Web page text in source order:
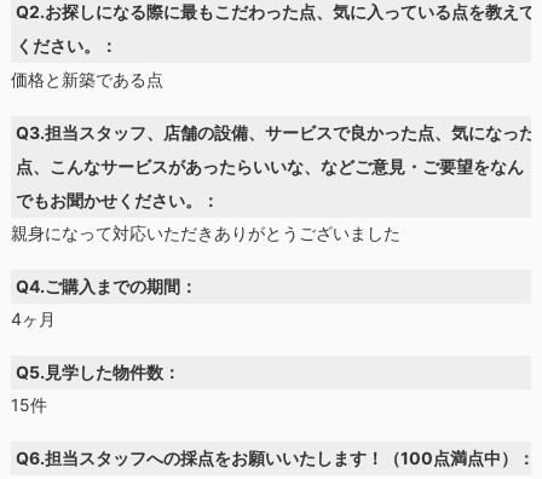
Q2.お探しになる際に最もこだわった点、気に入っている点を教えて
ください。：
価格と新築である点
Q3.担当スタッフ、店舗の設備、サービスで良かった点、気になった
点、こんなサービスがあったらいいな、などご意見・ご要望をなん
でもお聞かせください。：
親身になって対応いただきありがとうございました
Q4.ご購入までの期間：
4ヶ月
Q5.見学した物件数：
15件
Q6.担当スタッフへの採点をお願いいたします！（100点満点中）：